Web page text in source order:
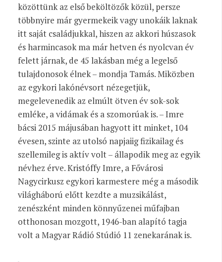
közöttünk az első beköltözők közül, persze
többnyire már gyermekeik vagy unokáik laknak
itt saját családjukkal, hiszen az akkori húszasok
és harmincasok ma már hetven és nyolcvan év
felett járnak, de 45 lakásban még a legelső
tulajdonosok élnek – mondja Tamás. Miközben
az egykori lakónévsort nézegetjük,
megelevenedik az elmúlt ötven év sok-sok
emléke, a vidámak és a szomorúak is. – Imre
bácsi 2015 májusában hagyott itt minket, 104
évesen, szinte az utolsó napjaiig fizikailag és
szellemileg is aktív volt – állapodik meg az egyik
névhez érve. Kristóffy Imre, a Fővárosi
Nagycirkusz egykori karmestere még a második
világháború előtt kezdte a muzsikálást,
zenészként minden könnyűzenei műfajban
otthonosan mozgott, 1946-ban alapító tagja
volt a Magyar Rádió Stúdió 11 zenekarának is.